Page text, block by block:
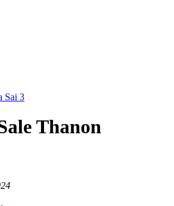
Sai 3
Thanon